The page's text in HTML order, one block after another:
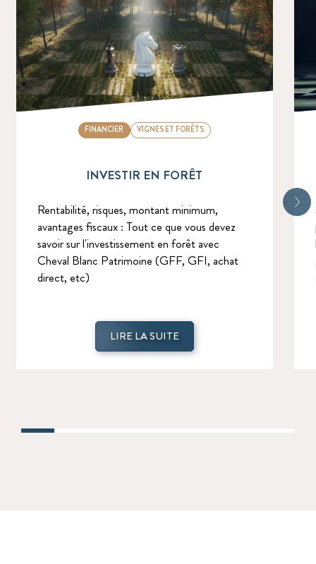
VIGNES ET FORÊTS
FINANCIER
INVESTIR EN FORÊT
Rentabilité, risques, montant minimum,
avantages fiscaux : Tout ce que vous devez
savoir sur l'investissement en forêt avec
Cheval Blanc Patrimoine (GFF, GFI, achat
direct, etc)
LIRE LA SUITE